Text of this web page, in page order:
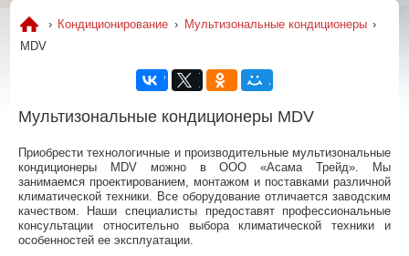
› Кондиционирование › Мультизональные кондиционеры ›
MDV
Мультизональные кондиционеры MDV
Приобрести технологичные и производительные мультизональные
кондиционеры MDV можно в ООО «Асама Трейд». Мы
занимаемся проектированием, монтажом и поставками различной
климатической техники. Все оборудование отличается заводским
качеством. Наши специалисты предоставят профессиональные
консультации относительно выбора климатической техники и
особенностей ее эксплуатации.